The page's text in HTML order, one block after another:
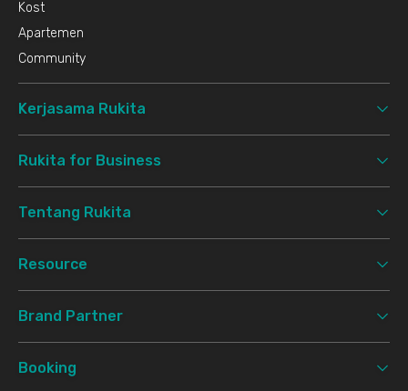
Kost
Apartemen
Community
Kerjasama Rukita
Rukita for Business
Tentang Rukita
Resource
Brand Partner
Booking